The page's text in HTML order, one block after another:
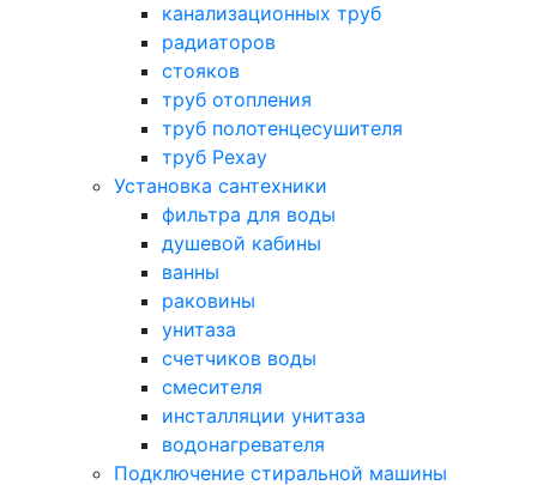
канализационных труб
радиаторов
стояков
труб отопления
труб полотенцесушителя
труб Рехау
Установка сантехники
фильтра для воды
душевой кабины
ванны
раковины
унитаза
счетчиков воды
смесителя
инсталляции унитаза
водонагревателя
Подключение стиральной машины